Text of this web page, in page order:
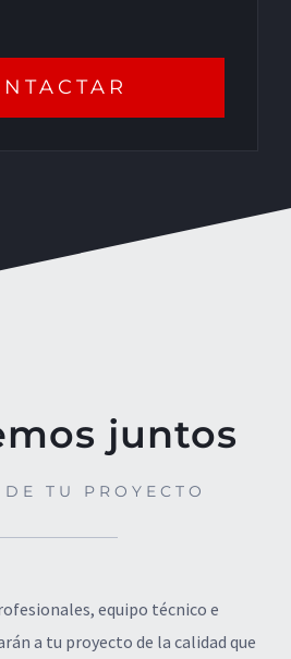
juntos
TU PROYECTO
equipo técnico e
a tu proyecto de la calidad que